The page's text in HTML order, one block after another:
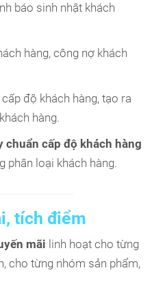
báo sinh nhật khách
hàng, công nợ khách
cấp độ khách hàng, tạo ra
hàng.
chuẩn cấp độ khách hàng
phân loại khách hàng.
tích điểm
mãi linh hoạt cho từng
cho từng nhóm sản phẩm,